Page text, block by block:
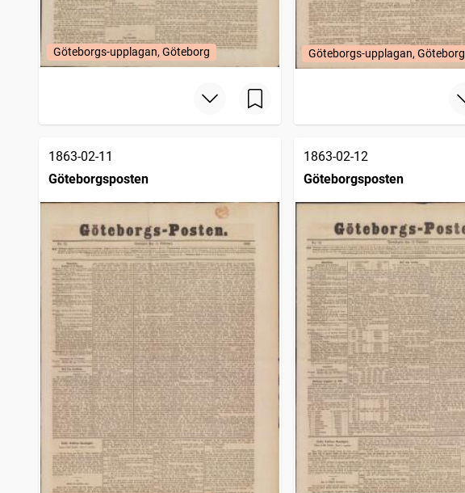
Göteborgs-upplagan, Göteborg Göteborgs-upplagan, Göteborg
1863-02-11
Göteborgsposten
1863-02-12
Göteborgsposten